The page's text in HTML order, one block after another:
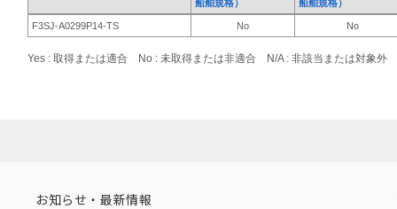
船舶規格）
船舶規格）
F3SJ-A0299P14-TS No No
Yes : 取得または適合 No : 未取得または非適合 N/A : 非該当または対象外
お知らせ・最新情報